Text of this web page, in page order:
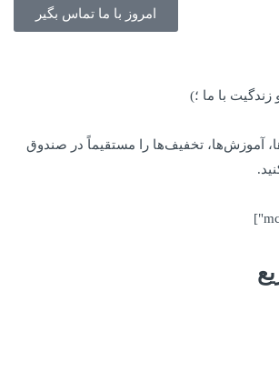
امروز با ما تماس بگیر
زندگیت با ما ؛)
آموزش‌ها، تخفیف‌ها را مستقیماً در صندوق